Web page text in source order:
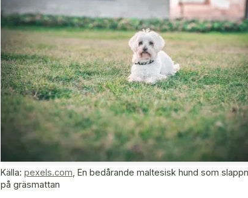
Källa: pexels.com En bedårande maltesisk hund som
på gräsmattan